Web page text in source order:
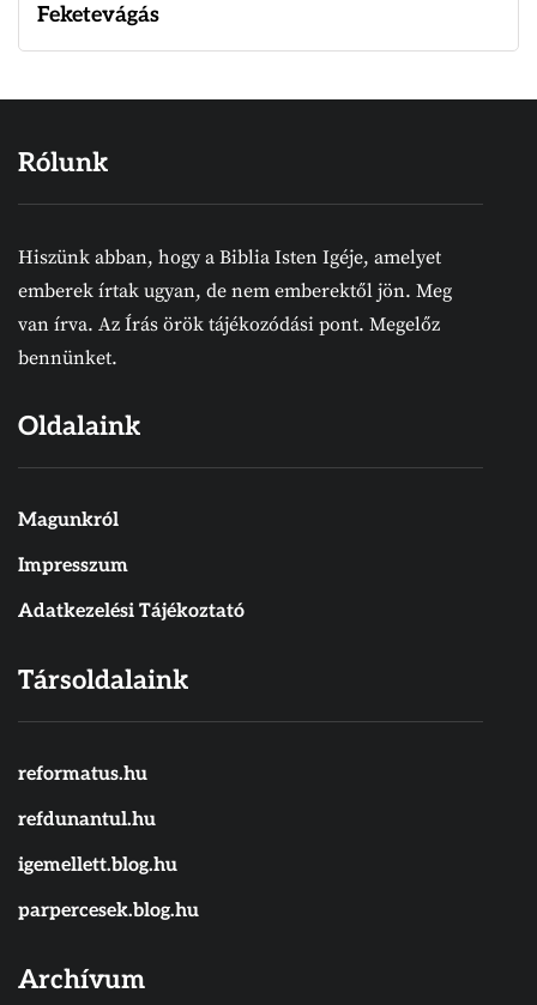
Feketevágás
Rólunk
Hiszünk abban, hogy a Biblia Isten Igéje, amelyet
emberek írtak ugyan, de nem emberektől jön. Meg
van írva. Az Írás örök tájékozódási pont. Megelőz
bennünket.
Oldalaink
Magunkról
Impresszum
Adatkezelési Tájékoztató
Társoldalaink
reformatus.hu
refdunantul.hu
igemellett.blog.hu
parpercesek.blog.hu
Archívum